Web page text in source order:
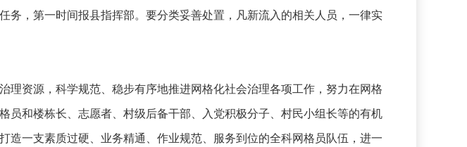
，第一时间报县指挥部。要分类妥善处置，凡新流入的相关人员，一律实
资源，科学规范、稳步有序地推进网格化社会治理各项工作，努力在网格
和楼栋长、志愿者、村级后备干部、入党积极分子、村民小组长等的有机
一支素质过硬、业务精通、作业规范、服务到位的全科网格员队伍，进一